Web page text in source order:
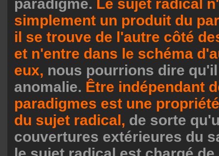
paradigme. Le sujet radical
simplement un produit du
il se trouve de l'autre côté
et n'entre dans le schéma
eux, nous pourrions dire
anomalie. Être indépendant
paradigmes est une
du sujet radical, de sorte
couvertures extérieures du